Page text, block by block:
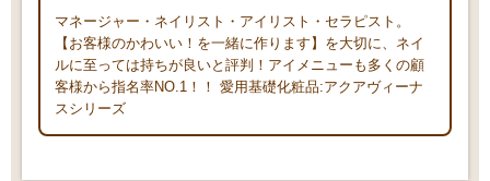
マネージャー・ネイリスト・アイリスト・セラピスト。
【お客様のかわいい！を一緒に作ります】を大切に、ネイ
ルに至っては持ちが良いと評判！アイメニューも多くの顧
客様から指名率NO.1！！ 愛用基礎化粧品:アクアヴィーナ
スシリーズ